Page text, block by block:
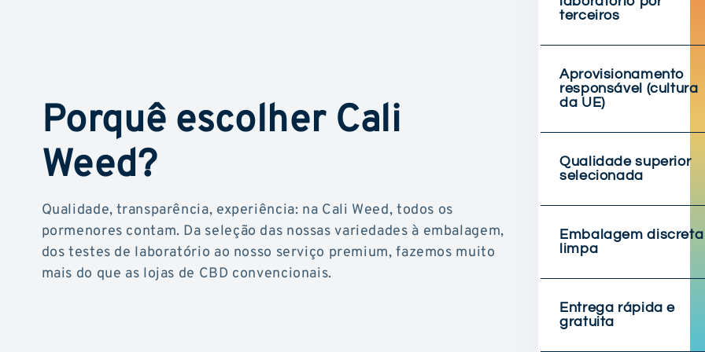
Porquê escolher Cali
Weed?
Qualidade, transparência, experiência: na Cali Weed, todos os
pormenores contam. Da seleção das nossas variedades à embalagem,
dos testes de laboratório ao nosso serviço premium, fazemos muito
mais do que as lojas de CBD convencionais.
terceiros
Aprovisionamento
responsável (cultura
da UE)
Qualidade superior
selecionada
Embalagem
limpa
Entrega rápida e
gratuita